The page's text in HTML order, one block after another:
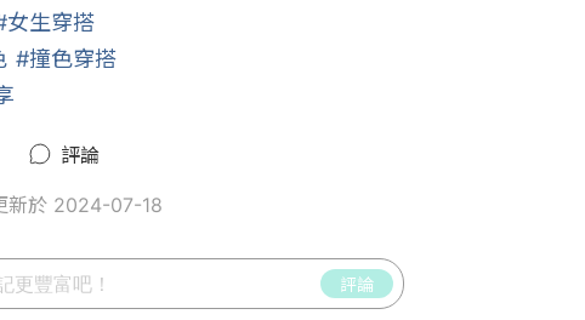
女生穿搭
#撞色穿搭
評論
新於 2024-07-18
評論